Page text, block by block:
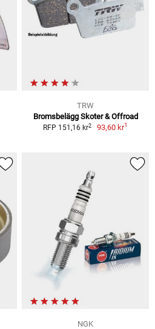
TRW
Bromsbelägg Skoter & Offroad
RFP 151,16 kr2 93,60 kr1
NGK